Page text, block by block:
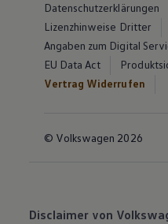
Datenschutzerklärungen
Lizenzhinweise Dritter
Angaben zum Digital
EU Data Act
Vertrag Widerrufen
© Volkswagen 2026
Disclaimer von